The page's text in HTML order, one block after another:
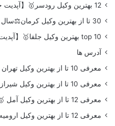
12 بهترین وکیل رودسر🥇【آپدیت جدید】⚖️
30 تا از بهترین وکیل کرمان⚖️سال 1405
top 10 بهترین وکیل جلفا🥇【آپدیت جدید】⚖️
آدرس ها
معرفی 10 تا از بهترین وکیل تهران 🥇【آپدیت جدید】⚖️
معرفی 10 تا از بهترین وکیل شیراز 🥇【آپدیت جدید】⚖️
معرفی 12 تا از بهترین وکیل آمل 🥇【آپدیت جدید】⚖️
معرفی 12 تا از بهترین وکیل ارومیه 🥇【آپدیت جدید】⚖️